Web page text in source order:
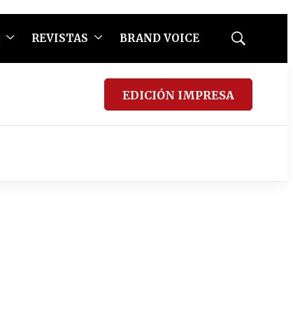
REVISTAS BRAND VOICE
Mostrar
EDICIÓN IMPRESA